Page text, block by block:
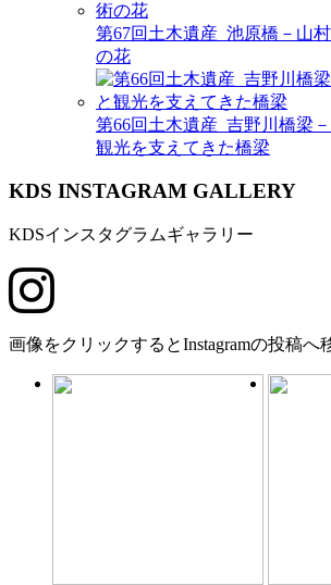
第67回土木遺産_池原橋－山
の花
第66回土木遺産_吉野川橋梁
観光を支えてきた橋梁
KDS INSTAGRAM GALLERY
KDSインスタグラムギャラリー
画像をクリックするとInstagramの投稿へ